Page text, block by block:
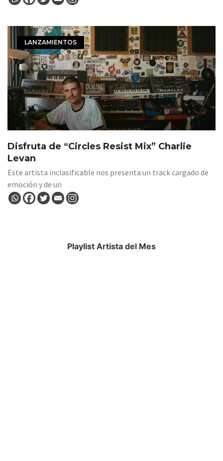
LANZAMIENTOS
Disfruta de “Circles Resist Mix” Charlie
Levan
Este artista inclasificable nos presenta un track cargado de
emoción y de un
Playlist Artista del Mes